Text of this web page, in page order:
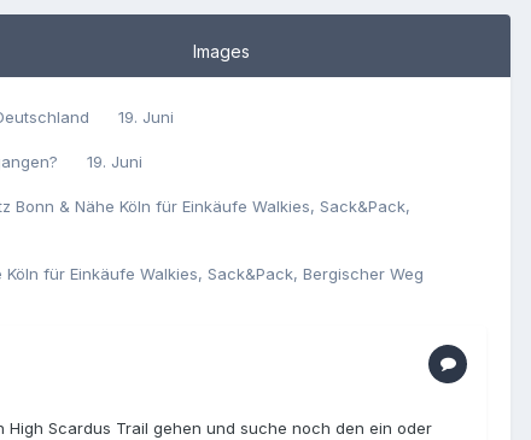
Images
19. Juni
19. Juni
Bonn & Nähe Köln für Einkäufe Walkies, Sack&Pack,
für Einkäufe Walkies, Sack&Pack, Bergischer Weg
High Scardus Trail gehen und suche noch den ein oder